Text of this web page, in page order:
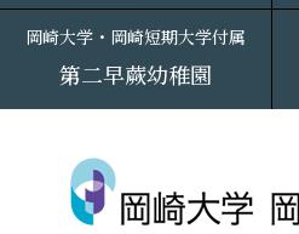
岡崎大学・岡崎短期大学付属
第二早蕨幼稚園